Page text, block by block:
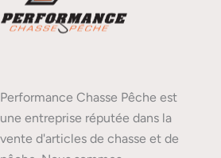
Performance Chasse Pêche est
une entreprise réputée dans la
vente d'articles de chasse et de